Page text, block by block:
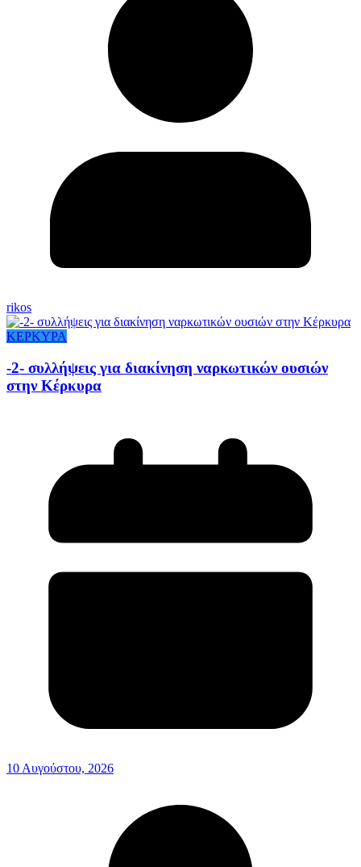
rikos
ΚΕΡΚΥΡΑ
-2- συλλήψεις για διακίνηση ναρκωτικών ουσιών
στην Κέρκυρα
10 Αυγούστου, 2026